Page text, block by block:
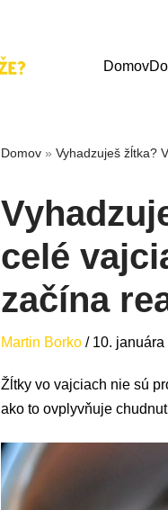
Domov
Domov » Vyhadzuješ žĺtka?
celé
začína
Martin Borko / 10. januára
Žĺtky vo vajciach nie sú
ako to ovplyvňuje